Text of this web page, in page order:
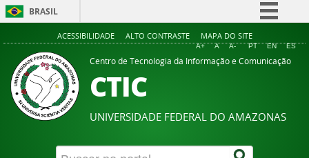
BRASIL
Simplifique!
Comunica BR
Legislação
Canais
ACESSIBILIDADE ALTO CONTRASTE MAPA DO SITE
A+ A A- PT EN ES
Centro de Tecnologia da Informação e Comunicação
CTIC
UNIVERSIDADE FEDERAL DO AMAZONAS